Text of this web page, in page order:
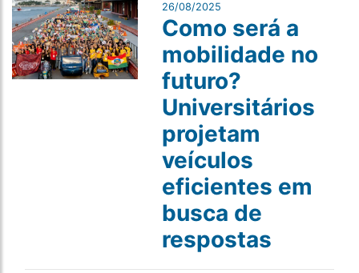
26/08/2025
Como será a
mobilidade no
futuro?
Universitários
projetam
veículos
eficientes em
busca de
respostas